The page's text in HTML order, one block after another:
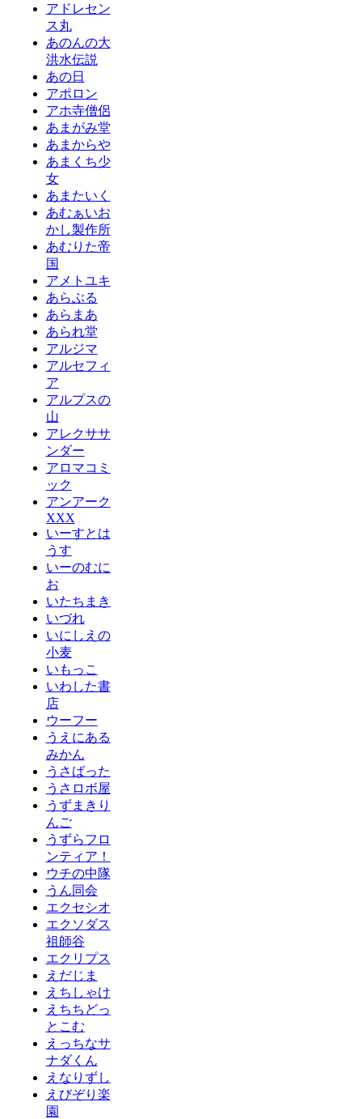
アドレセン
ス丸
あのんの大
洪水伝説
あの日
アポロン
アホ寺僧侶
あまがみ堂
あまからや
あまくち少
女
あまたいく
あむぁいお
かし製作所
あむりた帝
国
アメトユキ
あらぶる
あらまあ
あられ堂
アルジマ
アルセフィ
ア
アルプスの
山
アレクササ
ンダー
アロマコミ
ック
アンアーク
XXX
いーすとは
うす
いーのむに
お
いたちまき
いづれ
いにしえの
小麦
いもっこ
いわした書
店
ウーフー
うえにある
みかん
うさばった
うさロボ屋
うずまきり
んご
うずらフロ
ンティア！
ウチの中隊
うん同会
エクセシオ
エクソダス
祖師谷
エクリプス
えだじま
えちしゃけ
えちちどっ
とこむ
えっちなサ
ナダくん
えなりずし
えびぞり楽
園